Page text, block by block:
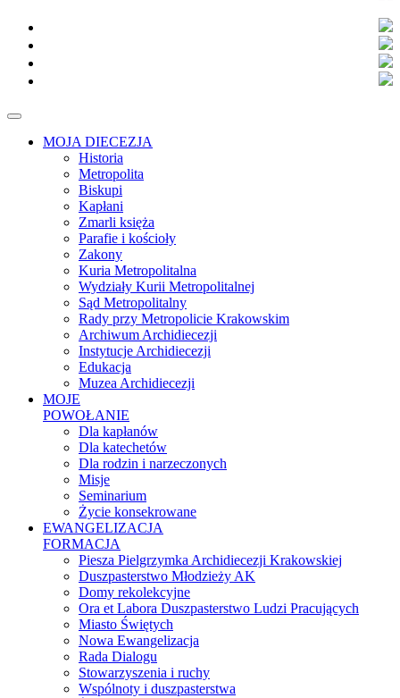
MOJA DIECEZJA
Historia
Metropolita
Biskupi
Kapłani
Zmarli księża
Parafie i kościoły
Zakony
Kuria Metropolitalna
Wydziały Kurii Metropolitalnej
Sąd Metropolitalny
Rady przy Metropolicie Krakowskim
Archiwum Archidiecezji
Instytucje Archidiecezji
Edukacja
Muzea Archidiecezji
MOJE
POWOŁANIE
Dla kapłanów
Dla katechetów
Dla rodzin i narzeczonych
Misje
Seminarium
Życie konsekrowane
EWANGELIZACJA
FORMACJA
Piesza Pielgrzymka Archidiecezji Krakowskiej
Duszpasterstwo Młodzieży AK
Domy rekolekcyjne
Ora et Labora Duszpasterstwo Ludzi Pracujących
Miasto Świętych
Nowa Ewangelizacja
Rada Dialogu
Stowarzyszenia i ruchy
Wspólnoty i duszpasterstwa